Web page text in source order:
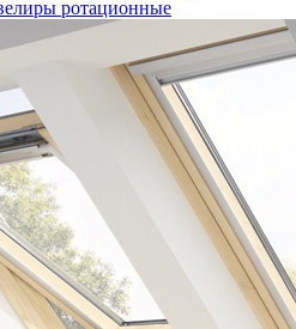
ротационные